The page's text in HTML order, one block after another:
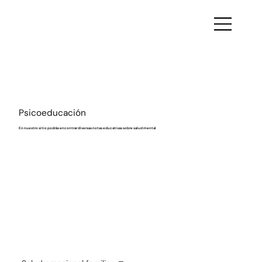
Psicoeducación
En nuestro sitio podrás encontrar diversas notas educativas sobre salud mental